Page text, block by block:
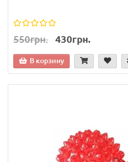
550грн. 430грн.
В корзину